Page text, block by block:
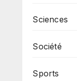
Sciences
Société
Sports